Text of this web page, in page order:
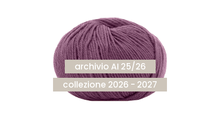
archivio AI 25/26
collezione 2026 - 2027